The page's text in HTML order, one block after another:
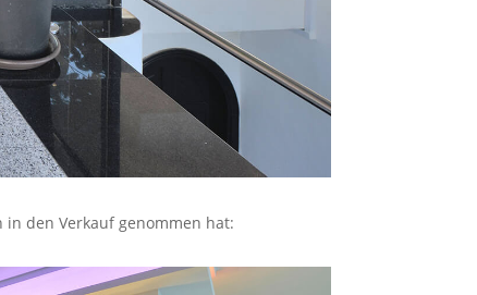
den Verkauf genommen hat: